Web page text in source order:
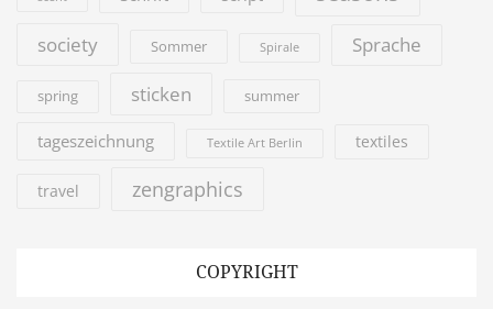
society Sommer Spirale Sprache
spring sticken summer
tageszeichnung Textile Art Berlin textiles
travel zengraphics
COPYRIGHT